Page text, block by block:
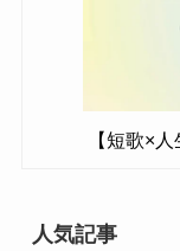
【短歌×
人気記事